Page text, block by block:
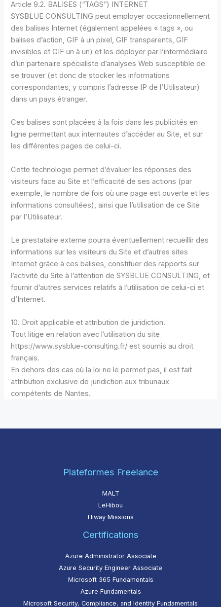
Article 9.2. BALISES (“TAGS”) INTERNET
SYSBLUE CONSULTING peut employer occasionnellement
des balises Internet (également appelées « tags », ou
balises d’action, GIF à un pixel, GIF transparents, GIF
invisibles et GIF un à un) et les déployer par l’intermédiaire
d’un partenaire spécialiste d’analyses Web susceptible de
se trouver (et donc de stocker les informations
correspondantes, y compris l’adresse IP de l’Utilisateur)
dans un pays étranger.
Ces balises sont placées à la fois dans les publicités en
ligne permettant aux internautes d’accéder au Site, et sur
les différentes pages de celui-ci.
Cette technologie permet d’évaluer les réponses des
visiteurs face au Site et l’efficacité de ses actions (par
exemple, le nombre de fois où une page est ouverte et les
informations consultées), ainsi que l’utilisation de ce Site
par l’Utilisateur.
Le prestataire externe pourra éventuellement recueillir des
informations sur les visiteurs du Site et d’autres sites
Internet grâce à ces balises, constituer des rapports sur
l’activité du Site à l’attention de SYSBLUE CONSULTING, et
fournir d’autres services relatifs à l’utilisation de celui-ci et
d’Internet.
10. Droit applicable et attribution de juridiction.
Tout litige en relation avec l’utilisation du site
https://www.sysblue-consulting.fr/ est soumis au droit
français.
En dehors des cas où la loi ne le permet pas, il est fait
attribution exclusive de juridiction aux tribunaux
compétents de Nantes.
Plateformes Freelance
MALT
LeHibou
Hiway Missions
Certifications
Azure Administrator Associate
Azure Security Engineer Associate
Microsoft 365 Fundamentals
Azure Fundamentals
Microsoft Security, Compliance, and Identity Fundamentals